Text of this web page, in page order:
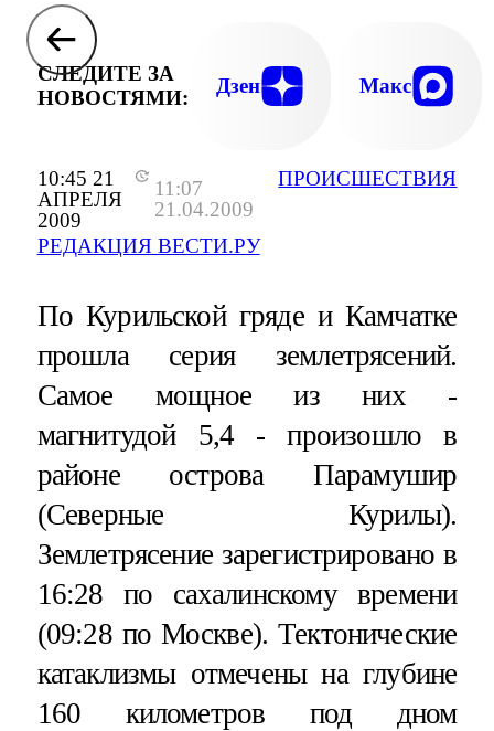
10:45 21
АПРЕЛЯ
2009
11:07
21.04.2009
РЕДАКЦИЯ ВЕСТИ.РУ
ПРОИСШЕСТВИЯ
СЛЕДИТЕ ЗА
НОВОСТЯМИ:
Дзен Макс
По Курильской гряде и Камчатке
прошла серия землетрясений.
Самое мощное из них -
магнитудой 5,4 - произошло в
районе острова Парамушир
(Северные Курилы).
Землетрясение зарегистрировано в
16:28 по сахалинскому времени
(09:28 по Москве). Тектонические
катаклизмы отмечены на глубине
160 километров под дном